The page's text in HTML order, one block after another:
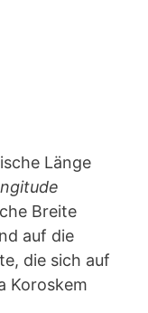
Länge
Breite
auf die
die sich auf
Koroskem